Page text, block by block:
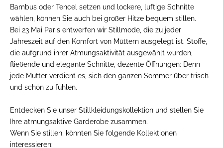
Bambus oder Tencel setzen und lockere, luftige Schnitte
wählen, können Sie auch bei großer Hitze bequem stillen.
Bei 23 Mai Paris entwerfen wir Stillmode, die zu jeder
Jahreszeit auf den Komfort von Müttern ausgelegt ist. Stoffe,
die aufgrund ihrer Atmungsaktivität ausgewählt wurden,
fließende und elegante Schnitte, dezente Öffnungen: Denn
jede Mutter verdient es, sich den ganzen Sommer über frisch
und schön zu fühlen.
Entdecken Sie unser Stillkleidungskollektion und stellen Sie
Ihre atmungsaktive Garderobe zusammen.
Wenn Sie stillen, könnten Sie folgende Kollektionen
interessieren: